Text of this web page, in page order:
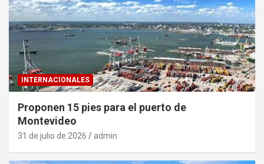
INTERNACIONALES
Proponen 15 pies para el puerto de
Montevideo
31 de julio de 2026 admin